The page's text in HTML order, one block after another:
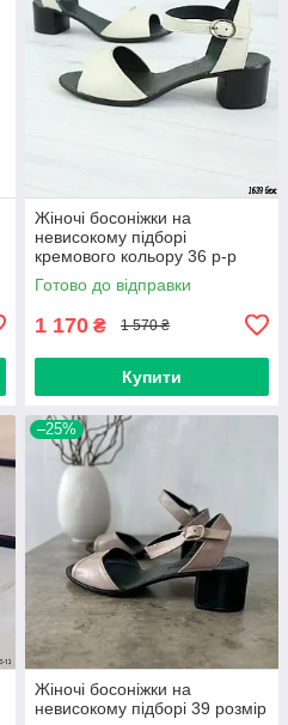
Жіночі босоніжки на
невисокому підборі
кремового кольору 36 р-р
Готово до відправки
1 170 ₴ 1 570 ₴
Купити
–25%
Жіночі босоніжки на
невисокому підборі 39 розмір